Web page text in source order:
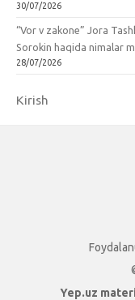
30/07/2026
“Vor v zakone” Jora
Sorokin haqida nimalar
28/07/2026
Kirish
Yep.uz